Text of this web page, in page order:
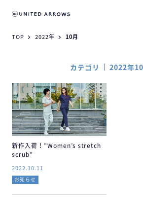
TOP 2022年 10月
カテゴリ 2022年
新作入荷！”Women’s stretch
scrub”
2022.10.11
お知らせ